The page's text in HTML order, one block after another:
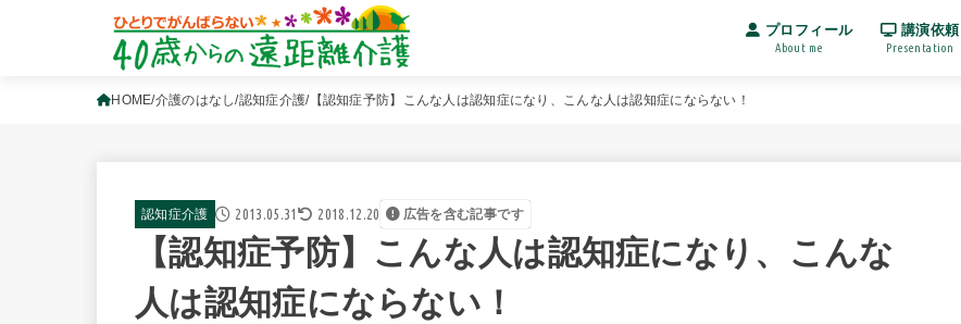
プロフィール
About me
講演依頼
Presentation
HOME 介護のはなし 認知症介護 【認知症予防】こんな人は認知症になり、こんな人は認知症にならない！
認知症介護 2013.05.31 2018.12.20 広告を含む記事です
【認知症予防】こんな人は認知症になり、こんな
人は認知症にならない！